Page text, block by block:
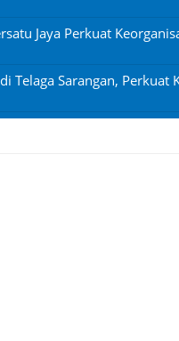
Jaya Perkuat
Telaga Sarangan, Perkuat